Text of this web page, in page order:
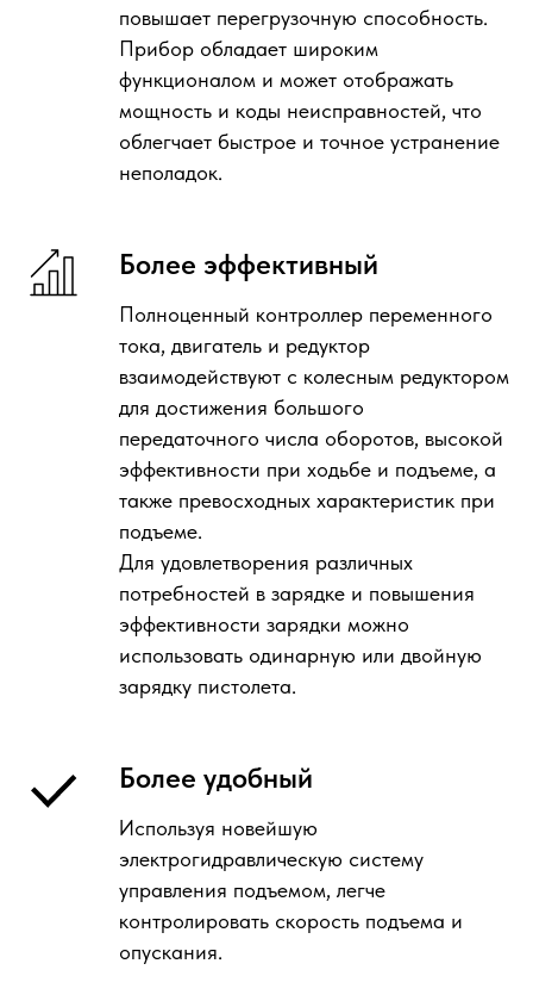
повышает перегрузочную способность.
Прибор обладает широким
функционалом и может отображать
мощность и коды неисправностей, что
облегчает быстрое и точное устранение
неполадок.
Более эффективный
Полноценный контроллер переменного
тока, двигатель и редуктор
взаимодействуют с колесным редуктором
для достижения большого
передаточного числа оборотов, высокой
эффективности при ходьбе и подъеме, а
также превосходных характеристик при
подъеме.
Для удовлетворения различных
потребностей в зарядке и повышения
эффективности зарядки можно
использовать одинарную или двойную
зарядку пистолета.
Более удобный
Используя новейшую
электрогидравлическую систему
управления подъемом, легче
контролировать скорость подъема и
опускания.